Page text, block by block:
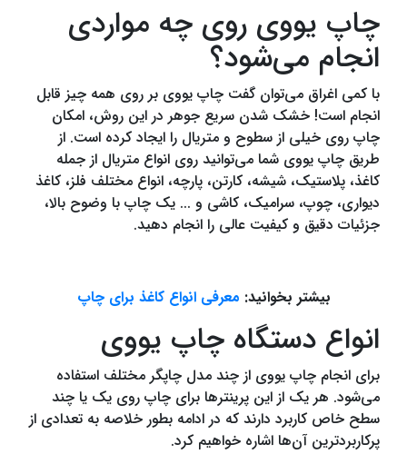
چاپ یووی روی چه مواردی
انجام می‌شود؟
با کمی اغراق می‌توان گفت چاپ یووی بر روی همه چیز قابل
انجام است! خشک شدن سریع جوهر در این روش، امکان
چاپ روی خیلی از سطوح و متریال را ایجاد کرده است. از
طریق چاپ یووی شما می‌توانید روی انواع متریال از جمله
کاغذ، پلاستیک، شیشه، کارتن، پارچه، انواع مختلف فلز، کاغذ
دیواری، چوپ، سرامیک، کاشی و ... یک چاپ با وضوح بالا،
جزئیات دقیق و کیفیت عالی را انجام دهید.
بیشتر بخوانید: معرفی انواع کاغذ برای چاپ
انواع دستگاه چاپ یووی
برای انجام چاپ یووی از چند مدل چاپگر مختلف استفاده
می‌شود. هر یک از این پرینترها برای چاپ روی یک یا چند
سطح خاص کاربرد دارند که در ادامه بطور خلاصه به تعدادی از
پرکاربردترین آن‌‌ها اشاره خواهیم کرد.